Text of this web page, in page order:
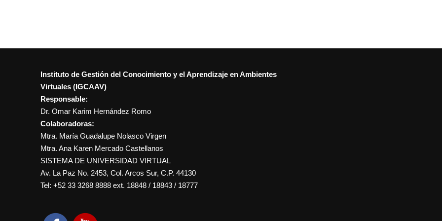
Instituto de Gestión del Conocimiento y el Aprendizaje en Ambientes
Virtuales (IGCAAV)
Responsable:
Dr. Omar Karim Hernández Romo
Colaboradoras:
Mtra. María Guadalupe Nolasco Virgen
Mtra. Ana Karen Mercado Castellanos
SISTEMA DE UNIVERSIDAD VIRTUAL
Av. La Paz No. 2453, Col. Arcos Sur, C.P. 44130
Tel: +52 33 3268 8888‏ ext. 18848 / 18843 / 18777